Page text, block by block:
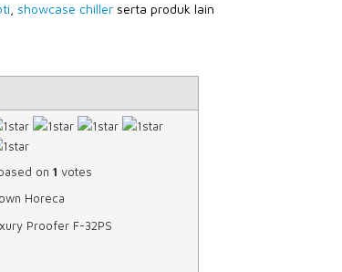
showcase chiller serta produk lain
on 1 votes
Horeca
Proofer F-32PS